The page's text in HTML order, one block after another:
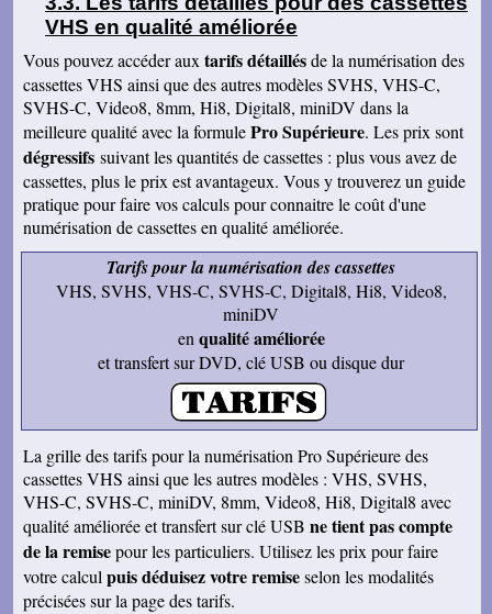
sur bobines ? J'en ai pas mal de cela aussi.
Cordialement
Jean-Philippe R
J'ai bien reçu le colis et je suis content de la
qualité des DVD Il me reste 21 cassettes VHSC
de 45 min à traiter de la même façon, avec la
qualité vidéo améliorée. Pouvez-vous m'envoyer
un devis pour ce traitement ? D'avance merci
Cordialement
Martine H
Merci de votre travail efficace et dans les
délais. Très cordialement.
Marie-Françoise D
J'ai bien reçu le paquet ! je me suis délecté déjà
qqs minutes! merci Je n'hésiterai pas à vous
recommander Bien cordialement
colis reçu parfait merci cldt
bien reçu hier le colis ! J'ai regardé le "résultat"
du travail que vous avez fait... et je suis très
satisfait ! Je suis même "bluffé" par la qualité
des vidéos, qui me semblent même "meilleures"
qu'en VHF ! Merci beaucoup en tout cas, bien
cordialement.
Frédérique B
Je suis extrêmement heureuse du travail qui a
été fait aussi bien pour les photos que les
vidéos. Les retouches sont excellentes, et tous
les formats inimaginables ont pu être traités,
aussi bien pour des négatifs que pour des
VHS en qualité améliorée
Vous pouvez accéder auxtarifs détaillésde la numérisation des
cassettes VHS ainsi que des autres modèles SVHS, VHS-C,
SVHS-C, Video8, 8mm, Hi8, Digital8, miniDV dans la
meilleure qualité avec la formulePro Supérieure. Les prix sont
dégressifs suivant les quantités de cassettes : plus vous avez de
cassettes, plus le prix est avantageux. Vous y trouverez un guide
pratique pour faire vos calculs pour connaitre le coût d'une
numérisation de cassettes en qualité améliorée.
Tarifs pour la numérisation des cassettes
VHS, SVHS, VHS-C, SVHS-C, Digital8, Hi8, Video8,
miniDV
enqualité améliorée
et transfert sur DVD, clé USB ou disque dur
La grille des tarifs pour la numérisation Pro Supérieure des
cassettes VHS ainsi que les autres modèles : VHS, SVHS,
VHS-C, SVHS-C, miniDV, 8mm, Video8, Hi8, Digital8 avec
qualité améliorée et transfert sur clé USB ne tient pas compte
de la remisepour les particuliers. Utilisez les prix pour faire
votre calculpuis déduisez votre remiseselon les modalités
précisées sur la page des tarifs.